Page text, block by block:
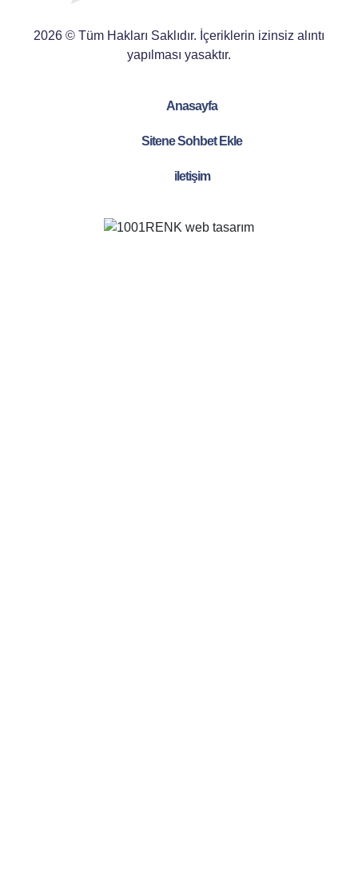
2026 © Tüm Hakları Saklıdır. İçeriklerin izinsiz alıntı
yapılması yasaktır.
Anasayfa
Sitene Sohbet Ekle
iletişim